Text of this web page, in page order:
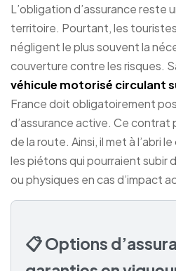
L’obligation d’assurance reste
territoire. Pourtant, les
négligent le plus souvent la
couverture contre les risques.
véhicule motorisé circulant
France doit obligatoirement
d’assurance active. Ce
de la route. Ainsi, il met à l’abri
les piétons qui pourraient subir
ou physiques en cas d’impact
📋 Options